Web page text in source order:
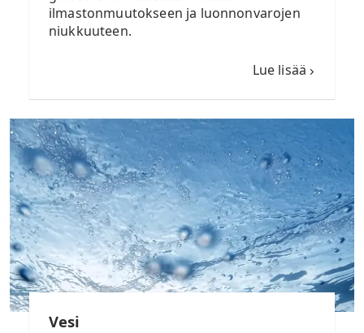
ilmastonmuutokseen ja luonnonvarojen
niukkuuteen.
Lue lisää
Vesi